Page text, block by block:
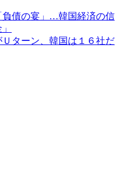
負債の宴」…韓国経済の信
Ｕターン、韓国は１６社だ